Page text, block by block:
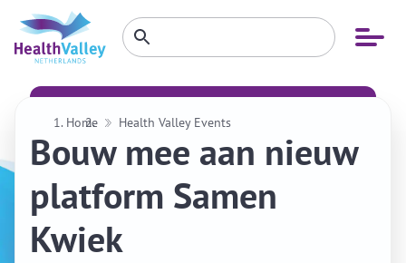
Open
menu
Zoeken
binnenZoeken
Home Health Valley Events
Bouw mee aan nieuw
platform Samen
Kwiek